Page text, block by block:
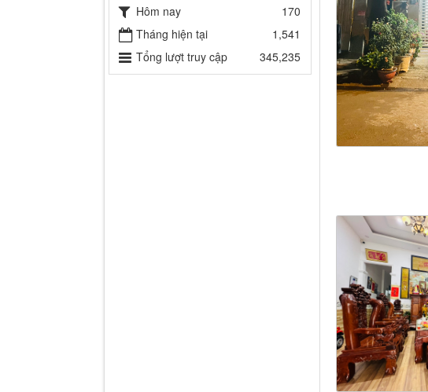
Hôm nay
170
Tháng hiện tại
1,541
Tổng lượt truy cập
345,235